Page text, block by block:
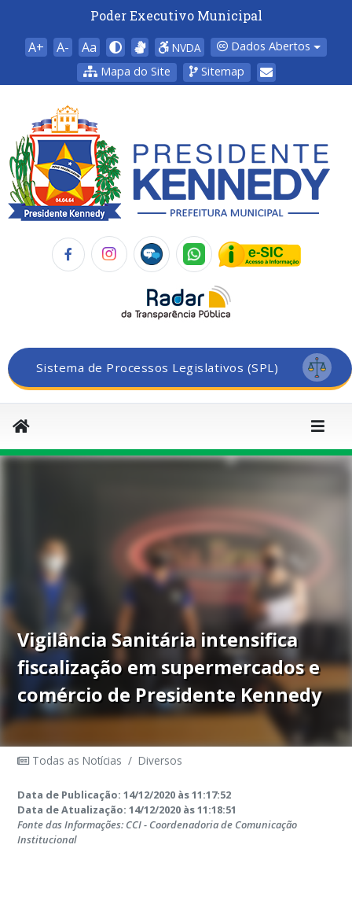
Poder Executivo Municipal
A+ A- Aa NVDA
Dados Abertos
Mapa do Site
Sitemap
Sistema de Processos Legislativos (SPL)
Vigilância Sanitária intensifica
fiscalização em supermercados e
comércio de Presidente Kennedy
Todas as Notícias / Diversos
Data de Publicação: 14/12/2020 às 11:17:52
Data de Atualização: 14/12/2020 às 11:18:51
Fonte das Informações: CCI - Coordenadoria de Comunicação
Institucional